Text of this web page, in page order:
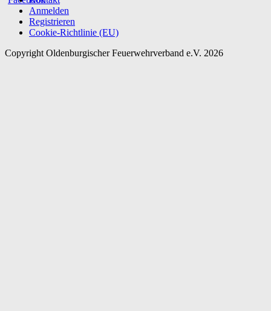
Anmelden
Registrieren
Cookie-Richtlinie (EU)
Copyright Oldenburgischer Feuerwehrverband e.V. 2026